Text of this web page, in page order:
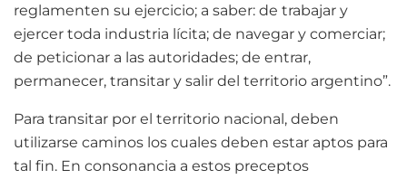
reglamenten su ejercicio; a saber: de trabajar y
ejercer toda industria lícita; de navegar y comerciar;
de peticionar a las autoridades; de entrar,
permanecer, transitar y salir del territorio argentino”.
Para transitar por el territorio nacional, deben
utilizarse caminos los cuales deben estar aptos para
tal fin. En consonancia a estos preceptos